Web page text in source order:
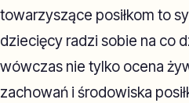
towarzyszące posiłkom to
dziecięcy radzi sobie na co
wówczas nie tylko ocena
zachowań i środowiska